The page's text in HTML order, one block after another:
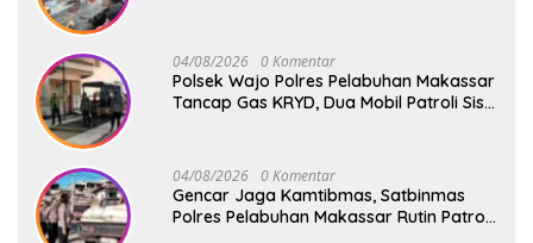
04/08/2026 0 Komentar
Polsek Wajo Polres Pelabuhan Makassar
Tancap Gas KRYD, Dua Mobil Patroli Sisir
04/08/2026 0 Komentar
Gencar Jaga Kamtibmas, Satbinmas
Polres Pelabuhan Makassar Rutin Patroli